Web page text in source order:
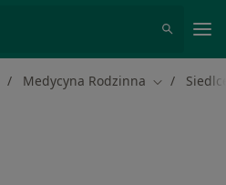
Medycyna Rodzinna Zmień